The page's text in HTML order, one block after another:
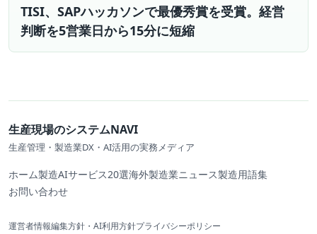
TISI、SAPハッカソンで最優秀賞を受賞。経営
判断を5営業日から15分に短縮
生産現場のシステムNAVI
生産管理・製造業DX・AI活用の実務メディア
ホーム製造AIサービス20選海外製造業ニュース製造用語集
お問い合わせ
運営者情報編集方針・AI利用方針プライバシーポリシー